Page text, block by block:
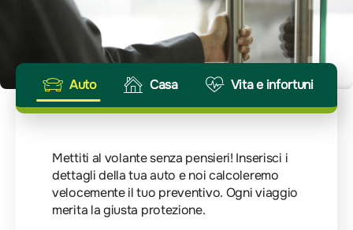
Auto Casa Vita e infortuni
Mettiti al volante senza pensieri! Inserisci i
dettagli della tua auto e noi calcoleremo
velocemente il tuo preventivo. Ogni viaggio
merita la giusta protezione.